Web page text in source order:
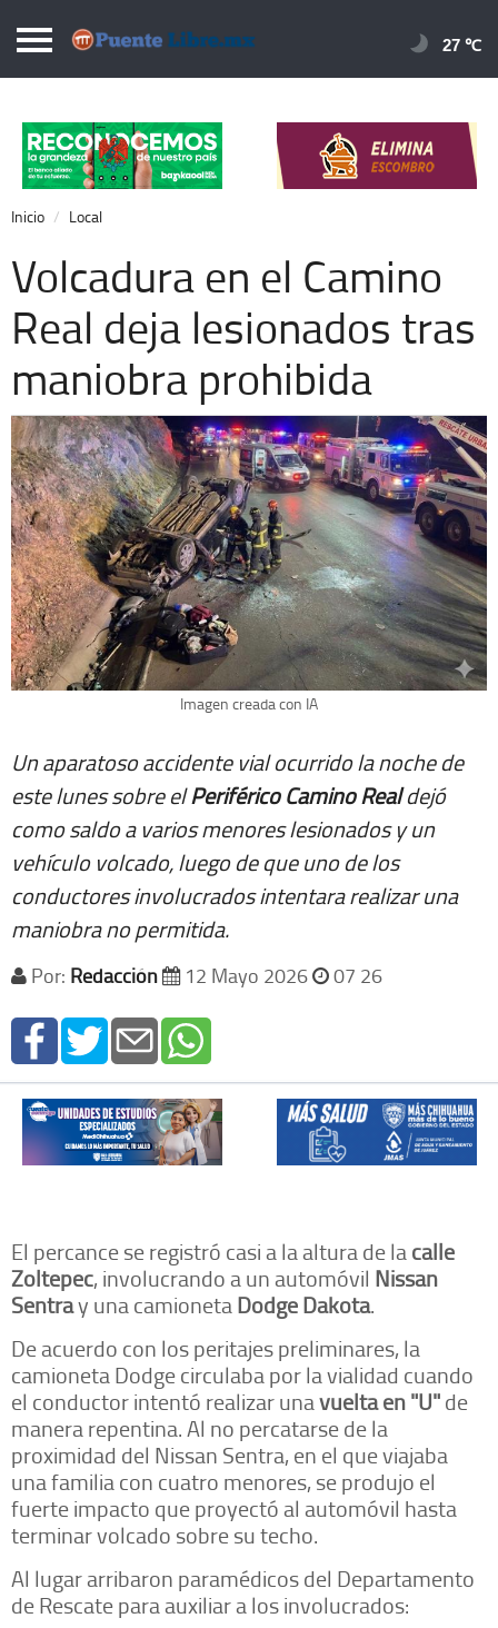
Puentelibre.mx
Local
Nacional
Opinión
Cronos
Economía
Espectáculos
Extra +
27 ℃
Inicio Local
Volcadura en el Camino
Real deja lesionados tras
maniobra prohibida
Imagen creada con IA
Un aparatoso accidente vial ocurrido la noche de
este lunes sobre elPeriférico Camino Realdejó
como saldo a varios menores lesionados y un
vehículo volcado, luego de que uno de los
conductores involucrados intentara realizar una
maniobra no permitida.
Por: Redacción 12 Mayo 2026 07 26
El percance se registró casi a la altura de lacalle
Zoltepec, involucrando a un automóvil Nissan
Sentray una camionetaDodge Dakota.
De acuerdo con los peritajes preliminares, la
camioneta Dodge circulaba por la vialidad cuando
el conductor intentó realizar unavuelta en "U"de
manera repentina. Al no percatarse de la
proximidad del Nissan Sentra, en el que viajaba
una familia con cuatro menores, se produjo el
fuerte impacto que proyectó al automóvil hasta
terminar volcado sobre su techo.
Al lugar arribaron paramédicos del Departamento
de Rescate para auxiliar a los involucrados: